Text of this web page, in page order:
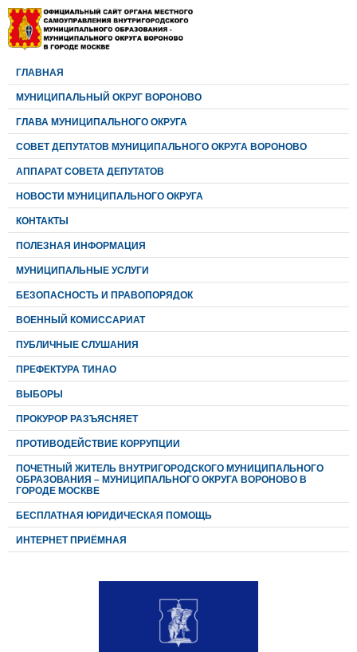
ГЛАВНАЯ
МУНИЦИПАЛЬНЫЙ ОКРУГ ВОРОНОВО
ГЛАВА МУНИЦИПАЛЬНОГО ОКРУГА
CОВЕТ ДЕПУТАТОВ МУНИЦИПАЛЬНОГО ОКРУГА ВОРОНОВО
АППАРАТ СОВЕТА ДЕПУТАТОВ
НОВОСТИ МУНИЦИПАЛЬНОГО ОКРУГА
КОНТАКТЫ
ПОЛЕЗНАЯ ИНФОРМАЦИЯ
МУНИЦИПАЛЬНЫЕ УСЛУГИ
БЕЗОПАСНОСТЬ И ПРАВОПОРЯДОК
ВОЕННЫЙ КОМИССАРИАТ
ПУБЛИЧНЫЕ СЛУШАНИЯ
ПРЕФЕКТУРА ТИНАО
ВЫБОРЫ
ПРОКУРОР РАЗЪЯСНЯЕТ
ПРОТИВОДЕЙСТВИЕ КОРРУПЦИИ
ПОЧЕТНЫЙ ЖИТЕЛЬ ВНУТРИГОРОДСКОГО МУНИЦИПАЛЬНОГО
ОБРАЗОВАНИЯ – МУНИЦИПАЛЬНОГО ОКРУГА ВОРОНОВО В
ГОРОДЕ МОСКВЕ
БЕСПЛАТНАЯ ЮРИДИЧЕСКАЯ ПОМОЩЬ
ИНТЕРНЕТ ПРИЁМНАЯ